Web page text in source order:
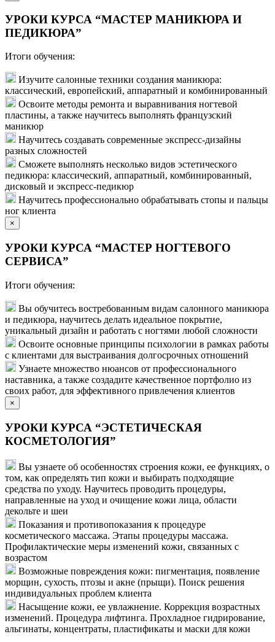
УРОКИ КУРСА “МАСТЕР МАНИКЮРА И
ПЕДИКЮРА”
Итоги обучения:
Изучите салонные техники создания маникюра:
классический, европейский, аппаратный и комбинированный
Освоите методы ремонта и выравнивания ногтевой
пластины, а также научитесь выполнять французский
маникюр
Научитесь создавать современные экспресс-дизайны
разных сложностей
Сможете выполнять несколько видов эстетического
педикюра: классический, аппаратный, комбинированный,
дисковый и экспресс-педикюр
Научитесь профессионально обрабатывать стопы и пальцы
ног клиента
×
УРОКИ КУРСА “МАСТЕР НОГТЕВОГО
СЕРВИСА”
Итоги обучения:
Вы обучитесь востребованным видам салонного маникюра
и педикюра, научитесь делать идеальное покрытие,
уникальный дизайн и работать с ногтями любой сложности
Освоите основные принципы психологии в рамках работы
с клиентами для выстраивания долгосрочных отношений
Узнаете множество нюансов от профессионального
наставника, а также создадите качественное портфолио из
своих работ, для эффективного привлечения клиентов
×
УРОКИ КУРСА “ЭСТЕТИЧЕСКАЯ
КОСМЕТОЛОГИЯ”
Вы узнаете об особенностях строения кожи, ее функциях, о
том, как определять тип кожи и выбирать подходящие
средства по уходу. Научитесь проводить процедуры,
направленные на уход и очищение кожи лица, области
декольте и шеи
Показания и противопоказания к процедуре
косметического массажа. Этапы процедуры массажа.
Профилактические меры изменений кожи, связанных с
возрастом
Возможные повреждения кожи: пигментация, появление
морщин, сухость, птозы и акне (прыщи). Поиск решения
индивидуальных проблем клиента
Насыщение кожи, ее увлажнение. Коррекция возрастных
изменений. Процедура лифтинга. Прохладное гидрирование,
альгинаты, концентраты, пластификаты и маски для кожи